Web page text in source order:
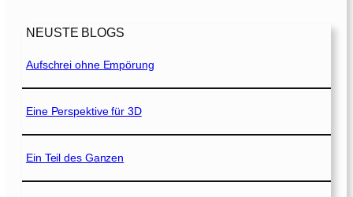
NEUSTE BLOGS
Aufschrei ohne Empörung
Eine Perspektive für 3D
Ein Teil des Ganzen